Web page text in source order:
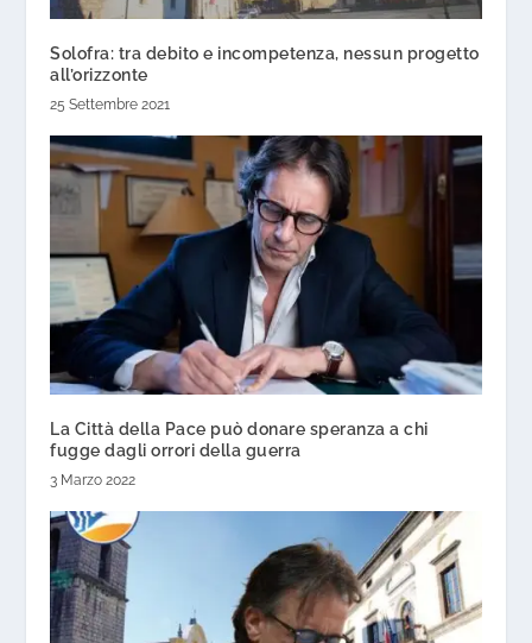
Solofra: tra debito e incompetenza, nessun progetto
all’orizzonte
25 Settembre 2021
La Città della Pace può donare speranza a chi
fugge dagli orrori della guerra
3 Marzo 2022